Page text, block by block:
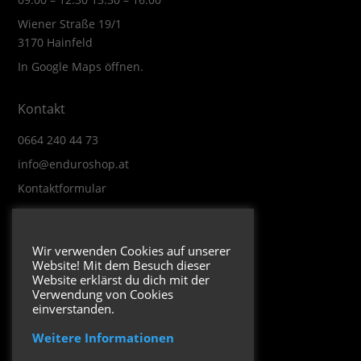
Wiener Straße 19/1
3170 Hainfeld
In Google Maps öffnen.
Kontakt
0664 240 44 73
info@enduroshop.at
Kontaktformular
Impressum
Datenschutzerklärung
Folge uns
Wir verwenden Cookies auf unserer
Website! Mit dem Besuch dieser
Website erklärst du dich mit der
Verwendung von Cookies
einverstanden.
Weitere Informationen